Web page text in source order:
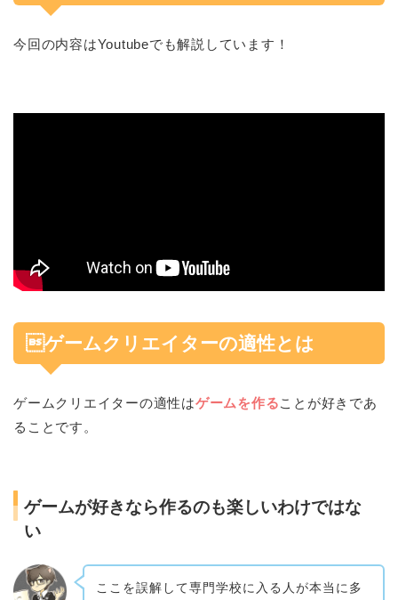
今回の内容はYoutubeでも解説しています！
ゲームクリエイターの適性とは
ゲームクリエイターの適性はゲームを作ることが好きであ
ることです。
ゲームが好きなら作るのも楽しいわけではな
い
ここを誤解して専門学校に入る人が本当に多